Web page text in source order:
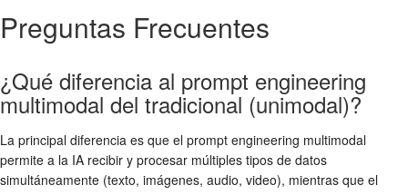
Preguntas Frecuentes
¿Qué diferencia al prompt engineering
multimodal del tradicional (unimodal)?
La principal diferencia es que el prompt engineering multimodal
permite a la IA recibir y procesar múltiples tipos de datos
simultáneamente (texto, imágenes, audio, video), mientras que el